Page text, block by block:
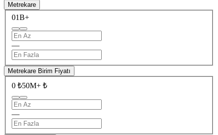
Metrekare
01B+
—
Metrekare Birim Fiyatı
0 ₺50M+ ₺
—